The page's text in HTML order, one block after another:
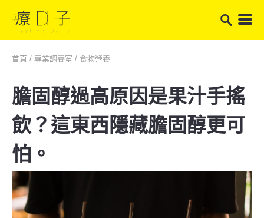
首頁 / 專業調養室 / 食物營養
膽固醇過高原因是果汁手搖
飲？這東西隱藏膽固醇更可
怕。